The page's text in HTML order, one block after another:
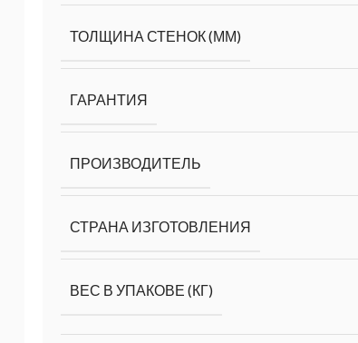
ТОЛЩИНА СТЕНОК (ММ)
ГАРАНТИЯ
ПРОИЗВОДИТЕЛЬ
СТРАНА ИЗГОТОВЛЕНИЯ
ВЕС В УПАКОВЕ (КГ)